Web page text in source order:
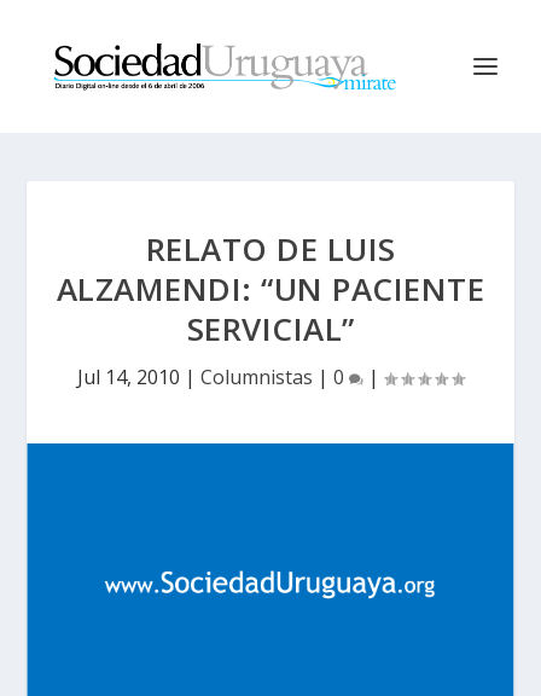
RELATO DE LUIS
ALZAMENDI: “UN PACIENTE
SERVICIAL”
Jul 14, 2010 | Columnistas | 0 |